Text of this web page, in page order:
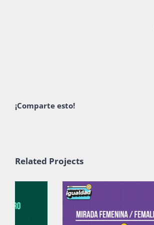
¡Comparte esto!
Related Projects